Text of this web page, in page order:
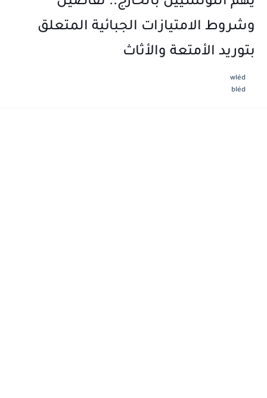
وشروط الامتيازات الجبائية المتعلق
بتوريد الأمتعة والأثاث
wléd
bléd